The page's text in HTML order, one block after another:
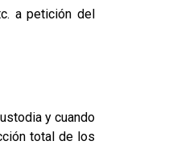
a petición del
y cuando
total de los